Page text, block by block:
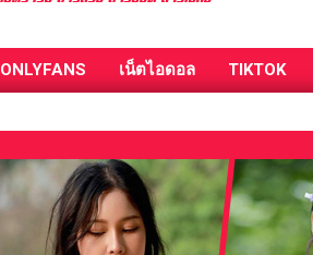
ONLYFANS เน็ตไอดอล TIKTOK